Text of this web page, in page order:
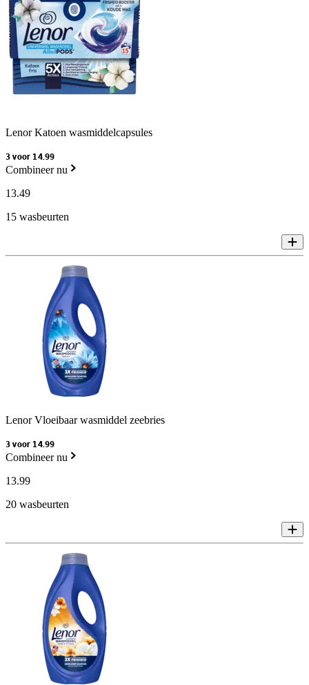
Lenor Katoen wasmiddelcapsules
3 voor 14.99
Combineer nu
13.49
15 wasbeurten
Lenor Vloeibaar wasmiddel zeebries
3 voor 14.99
Combineer nu
13.99
20 wasbeurten